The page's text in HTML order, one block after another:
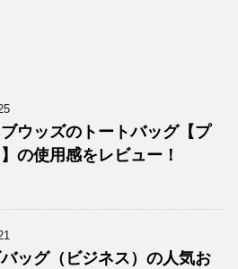
ウッズのトートバッグ【プ
の使用感をレビュー！
ッグ（ビジネス）の人気お